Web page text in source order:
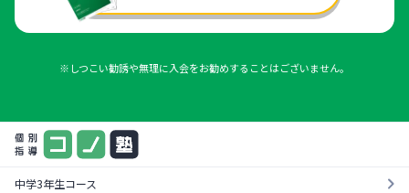
※しつこい勧誘や無理に入会をお勧めすることはございません。
中学3年生コース